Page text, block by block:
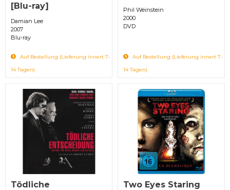
[Blu-ray]
Damian Lee
2007
Blu-ray
Auf Bestellung (Lieferung innert 7-
14 Tagen)
Phil Weinstein
2000
DVD
Auf Bestellung (Lieferung innert 7-
14 Tagen)
Tödliche
Two Eyes Staring